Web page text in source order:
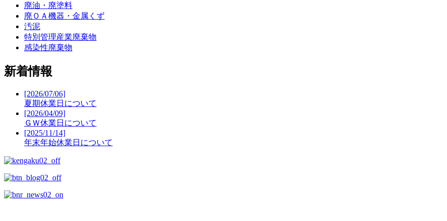
廃油・廃塗料
廃ＯＡ機器・金属くず
汚泥
特別管理産業廃棄物
感染性廃棄物
新着情報
[2026/07/06]
夏期休業日について
[2026/04/09]
ＧＷ休業日について
[2025/11/14]
年末年始休業日について